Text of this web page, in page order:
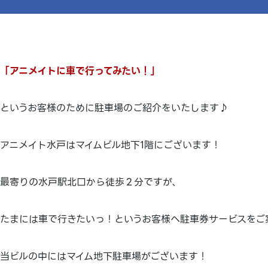
「アニメイトに車で行ってみたい！」
というお客様のために駐車場のご紹介をいたします♪
アニメイト水戸はマイムビル地下1階にございます！
最寄りの水戸駅北口から徒歩２分ですが、
たまには車で行きたいっ！というお客様へ駐車券サービスをご
当ビルの中にはマイム地下駐車場がございます！